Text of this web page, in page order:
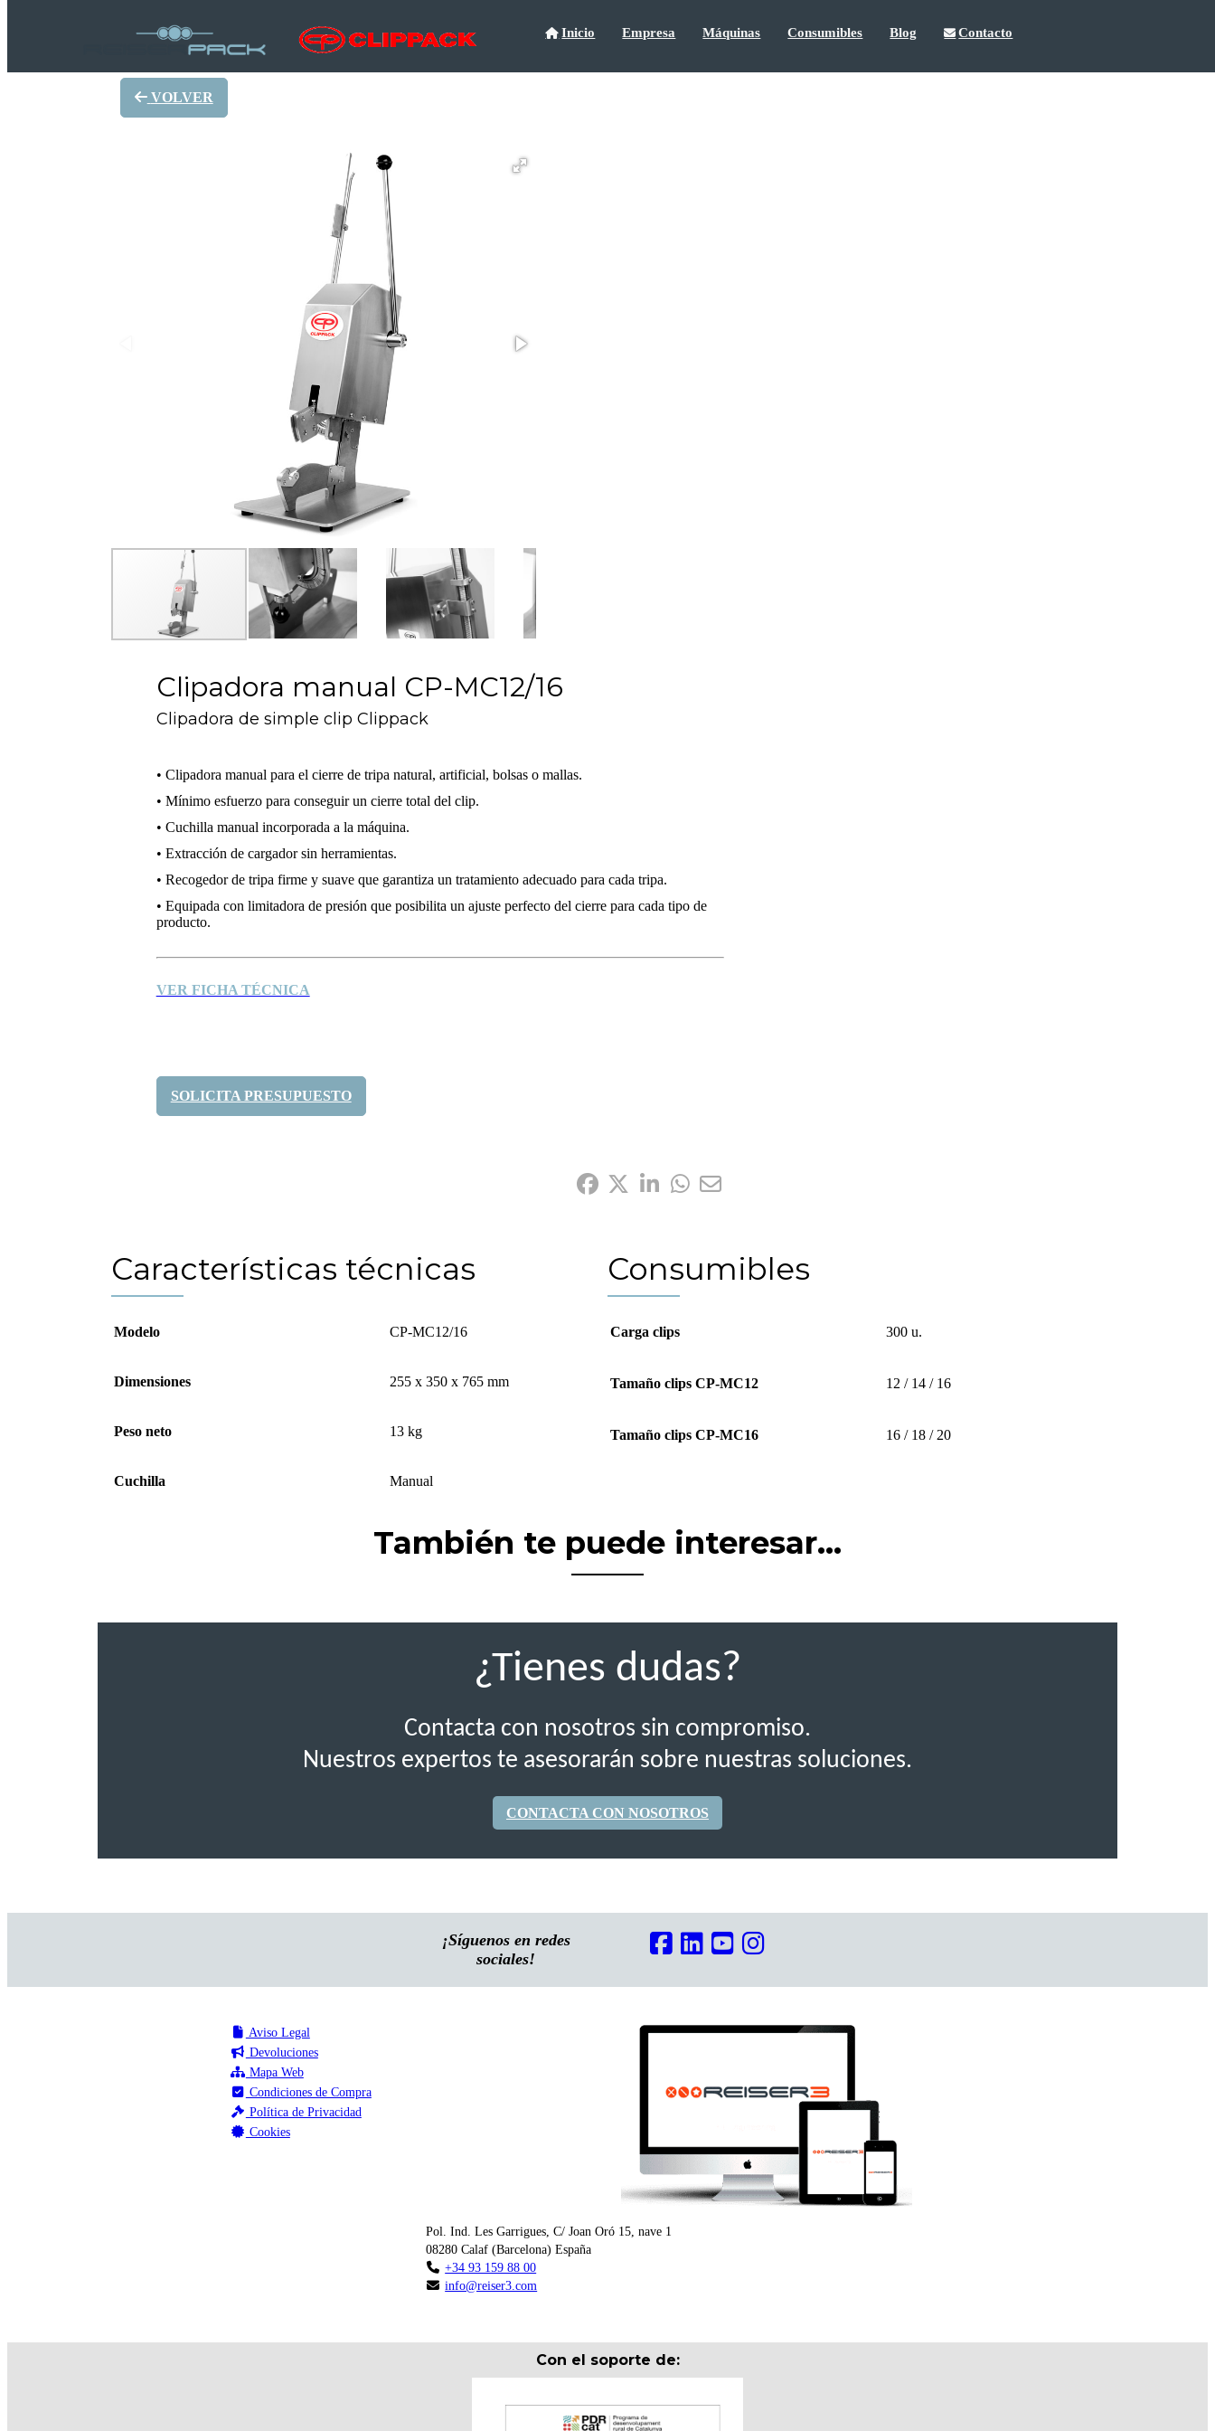
Inicio Empresa Máquinas Consumibles Blog Contacto
VOLVER
Clipadora manual CP-MC12/16
Clipadora de simple clip Clippack
• Clipadora manual para el cierre de tripa natural, artificial, bolsas o mallas.
• Mínimo esfuerzo para conseguir un cierre total del clip.
• Cuchilla manual incorporada a la máquina.
• Extracción de cargador sin herramientas.
• Recogedor de tripa firme y suave que garantiza un tratamiento adecuado para cada tripa.
• Equipada con limitadora de presión que posibilita un ajuste perfecto del cierre para cada tipo de
producto.
VER FICHA TÉCNICA
SOLICITA PRESUPUESTO
Características técnicas
Modelo CP-MC12/16
Dimensiones 255 x 350 x 765 mm
Peso neto 13 kg
Cuchilla Manual
Consumibles
Carga clips 300 u.
Tamaño clips CP-MC12 12 / 14 / 16
Tamaño clips CP-MC16 16 / 18 / 20
También te puede interesar...
¿Tienes dudas?
Contacta con nosotros sin compromiso.
Nuestros expertos te asesorarán sobre nuestras soluciones.
CONTACTA CON NOSOTROS
¡Síguenos en redes
sociales!
Aviso Legal
Devoluciones
Mapa Web
Condiciones de Compra
Política de Privacidad
Cookies
Pol. Ind. Les Garrigues, C/ Joan Oró 15, nave 1
08280 Calaf(Barcelona) España
+34 93 159 88 00
info@reiser3.com
Con el soporte de: